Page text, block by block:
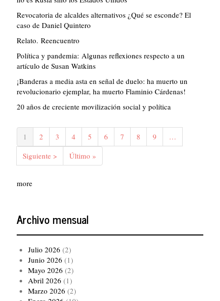
Revocatoria de alcaldes alternativos ¿Qué se esconde? El
caso de Daniel Quintero
Relato. Reencuentro
Política y pandemia: Algunas reflexiones respecto a un
artículo de Susan Watkins
¡Banderas a media asta en señal de duelo: ha muerto un
revolucionario ejemplar, ha muerto Flaminio Cárdenas!
20 años de creciente movilización social y política
Paginación
Página
actual
1 Página
2 Página
3 Página
4 Página
5 Página
6 Página
7 Página
8 Página
9
…
Siguiente
página
Siguiente >
Última
página
Último »
more
Archivo mensual
Julio 2026 (2)
Junio 2026 (1)
Mayo 2026 (2)
Abril 2026 (1)
Marzo 2026 (2)